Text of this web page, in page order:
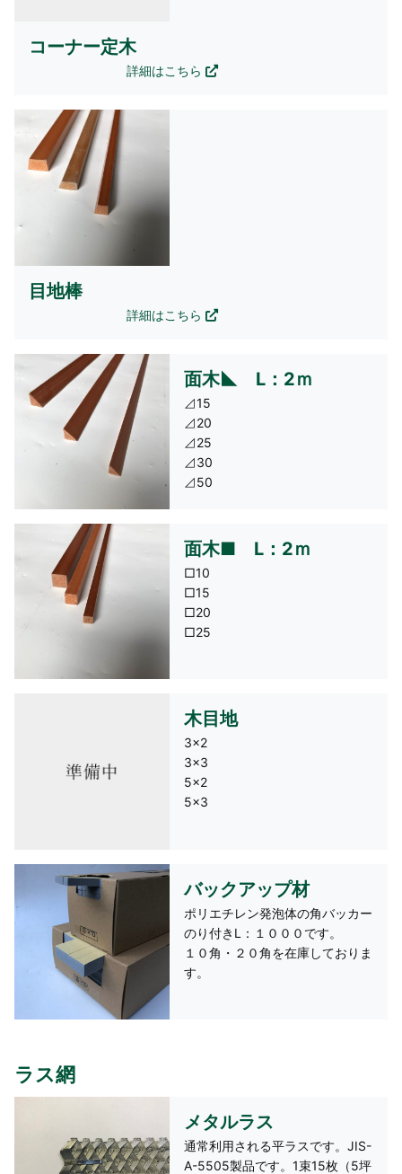
コーナー定木
各種お取り扱いしております。
詳細はこちら
目地棒
各種お取り扱いしております。
詳細はこちら
面木◣ L：2ｍ
⊿15
⊿20
⊿25
⊿30
⊿50
面木■ L：2ｍ
□10
□15
□20
□25
木目地
3×2
3×3
5×2
5×3
バックアップ材
ポリエチレン発泡体の角バッカー
のり付きL：１０００です。
１０角・２０角を在庫しておりま
す。
ラス網
メタルラス
通常利用される平ラスです。JIS-
A-5505製品です。1束15枚（5坪